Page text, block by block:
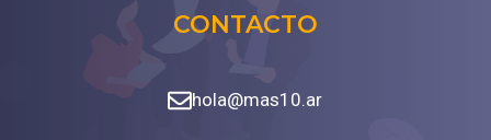
CONTACTO
hola@mas10.ar